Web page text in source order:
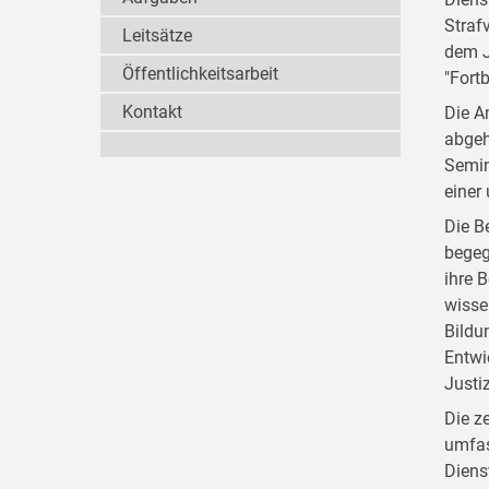
dem
Die
einer
Die
ihre
Die
Leitsätze
Öffentlichkeitsarbeit
Kontakt